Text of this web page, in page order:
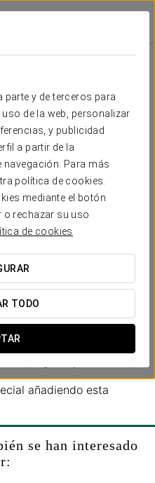
y de terceros para
de la web, personalizar
y publicidad
a partir de la
Para más
política de cookies.
mediante el botón
o rechazar su uso
de cookies
TODO
ti en la terraza del hotel,
Una propuesta pensada
de la terraza.
añadiendo esta
se han interesado